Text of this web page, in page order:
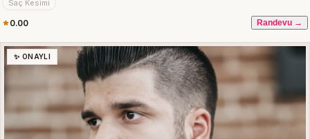
Saç Kesimi
0.00 Randevu →
✨ ONAYLI